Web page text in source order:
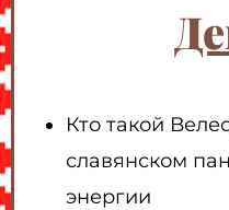
Кто такой
славянском
энергии